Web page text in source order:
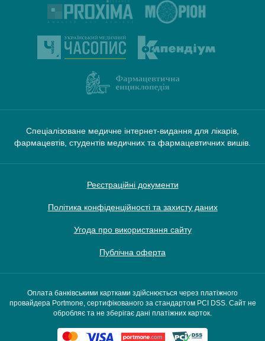
Спеціалізоване медичне інтернет-видання для лікарів,
фармацевтів, студентів медичних та фармацевтичних вишів.
Реєстраційні документи
Політика конфіденційності та захисту даних
Угода про використання сайту
Публічна оферта
Оплата банківськими картками здійснюється через платіжного
провайдера Portmone, сертифікованого за стандартом PCI DSS. Сайт не
обробляє та не зберігає дані платіжних карток.